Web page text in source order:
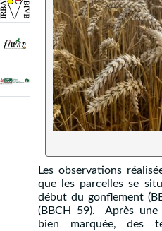
Les observations
que les parcelles se
début du gonflement
(BBCH 59). Après une
bien marquée, des